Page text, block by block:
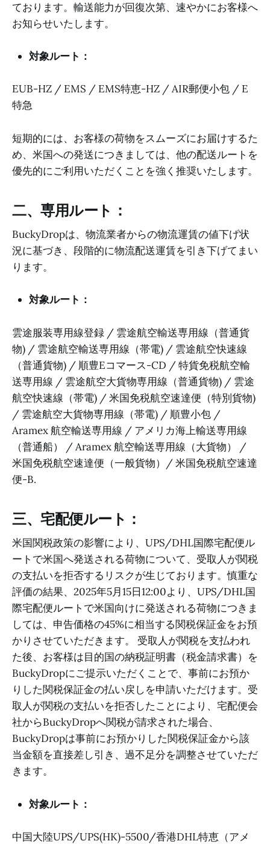
ております。輸送能力が回復次第、速やかにお客様へ
お知らせいたします。
対象ルート：
EUB-HZ / EMS / EMS特恵-HZ / AIR郵便小包 / E
特急
短期的には、お客様の荷物をスムーズにお届けするた
め、米国への発送につきましては、他の配送ルートを
優先的にご利用いただくことを強く推奨いたします。
二、専用ルート：
BuckyDropは、物流業者からの物流運賃の値下げ状
況に基づき、段階的に物流配送運賃を引き下げてまい
ります。
対象ルート：
雲途服装専用線登録 / 雲途航空輸送専用線（普通貨
物) / 雲途航空輸送専用線（帯電) / 雲途航空快速線
（普通貨物) / 順豊Eコマース-CD / 特貨免税航空輸
送専用線 / 雲途航空大貨物専用線（普通貨物) / 雲途
航空快速線（帯電) / 米国免税航空速達便（特別貨物)
/ 雲途航空大貨物専用線（帯電) / 順豊小包 /
Aramex 航空輸送専用線 / アメリカ海上輸送専用線
（普通船） / Aramex 航空輸送専用線（大貨物） /
米国免税航空速達便（一般貨物）/ 米国免税航空速達
便-B.
三、宅配便ルート：
米国関税政策の影響により、UPS/DHL国際宅配便ル
ートで米国へ発送される荷物について、受取人が関税
の支払いを拒否するリスクが生じております。慎重な
評価の結果、2025年5月15日12:00より、UPS/DHL国
際宅配便ルートで米国向けに発送される荷物につきま
しては、申告価格の45%に相当する関税保証金をお預
かりさせていただきます。 受取人が関税を支払われ
た後、お客様は目的国の納税証明書（税金請求書）を
BuckyDropにご提示いただくことで、事前にお預か
りした関税保証金の払い戻しを申請いただけます。受
取人が関税の支払いを拒否したことにより、宅配便会
社からBuckyDropへ関税が請求された場合、
BuckyDropは事前にお預かりした関税保証金から該
当金額を直接差し引き、過不足分を調整させていただ
きます。
対象ルート：
中国大陸UPS/UPS(HK)-5500/香港DHL特恵（アメ